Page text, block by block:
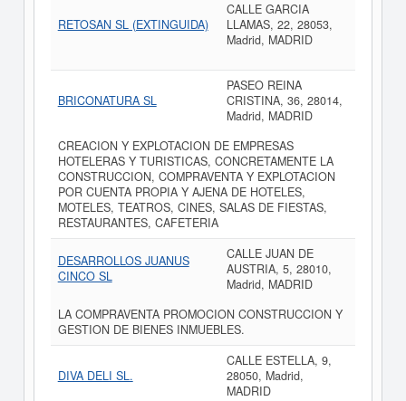
RETOSAN SL (EXTINGUIDA)
CALLE GARCIA
LLAMAS, 22, 28053,
Madrid, MADRID
BRICONATURA SL
PASEO REINA
CRISTINA, 36, 28014,
Madrid, MADRID
CREACION Y EXPLOTACION DE EMPRESAS
HOTELERAS Y TURISTICAS, CONCRETAMENTE LA
CONSTRUCCION, COMPRAVENTA Y EXPLOTACION
POR CUENTA PROPIA Y AJENA DE HOTELES,
MOTELES, TEATROS, CINES, SALAS DE FIESTAS,
RESTAURANTES, CAFETERIA
DESARROLLOS JUANUS
CINCO SL
CALLE JUAN DE
AUSTRIA, 5, 28010,
Madrid, MADRID
LA COMPRAVENTA PROMOCION CONSTRUCCION Y
GESTION DE BIENES INMUEBLES.
DIVA DELI SL.
CALLE ESTELLA, 9,
28050, Madrid,
MADRID